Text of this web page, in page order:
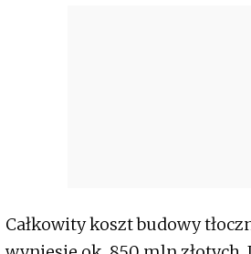
Całkowity koszt budowy